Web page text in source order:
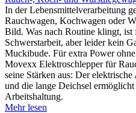
In der Lebensmittelverarbeitung
Rauchwagen, Kochwagen oder
Bild. Was nach Routine klingt,
Schwerstarbeit, aber leider kein
Muckibude. Für extra Power
Movexx Elektroschlepper für
seine Stärken aus: Der
und die lange Deichsel
Arbeitshaltung.
Mehr lesen